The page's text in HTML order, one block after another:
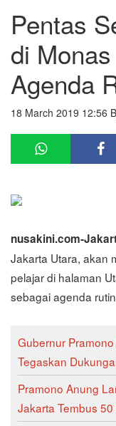
Pentas
di
Agenda
18 March 2019 12:56
nusakini.com-
Jakarta Utara, akan
pelajar di halaman
sebagai agenda
Gubernur
Tegaskan
Pramono Anung
Jakarta Tembus